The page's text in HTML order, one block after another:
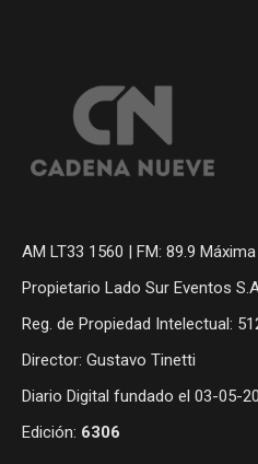
AM LT33 1560 | FM: 89.9 Máxima
Propietario Lado Sur Eventos
Reg. de Propiedad Intelectual:
Director: Gustavo Tinetti
Diario Digital fundado el 03-05-
Edición: 6306